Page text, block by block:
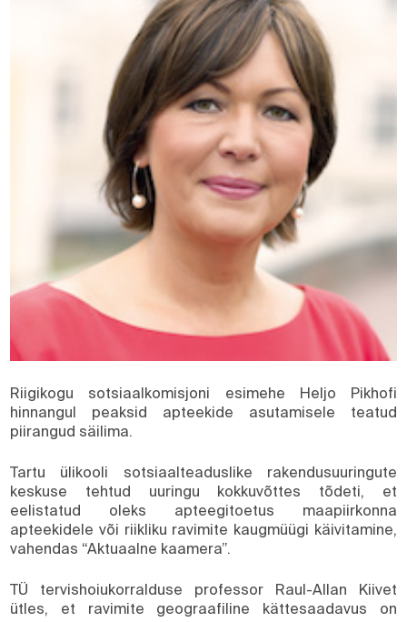
Riigikogu sotsiaalkomisjoni esimehe Heljo Pikhofi
hinnangul peaksid apteekide asutamisele teatud
piirangud säilima.
Tartu ülikooli sotsiaalteaduslike rakendusuuringute
keskuse tehtud uuringu kokkuvõttes tõdeti, et
eelistatud oleks apteegitoetus maapiirkonna
apteekidele või riikliku ravimite kaugmüügi käivitamine,
vahendas “Aktuaalne kaamera”.
TÜ tervishoiukorralduse professor Raul-Allan Kiivet
ütles, et ravimite geograafiline kättesaadavus on